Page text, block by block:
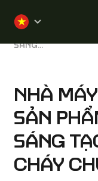
đến
dung
NHÀ
NHÀ MÁY Z113
SÁNG...
NHÀ MÁY
SẢN
SÁNG
CHÁY